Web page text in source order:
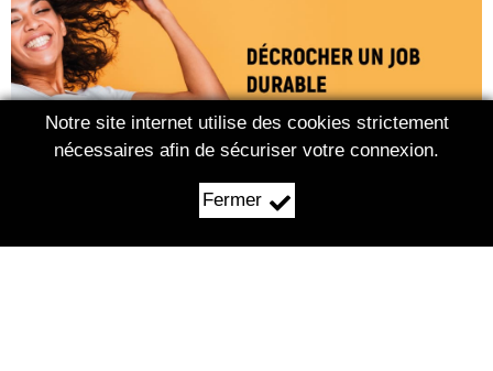
Notre site internet utilise des cookies strictement
nécessaires afin de sécuriser votre connexion.
Fermer